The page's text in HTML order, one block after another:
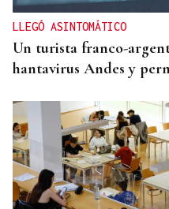
LLEGÓ ASINTOMÁTICO
Un turista franco-
hantavirus Andes y